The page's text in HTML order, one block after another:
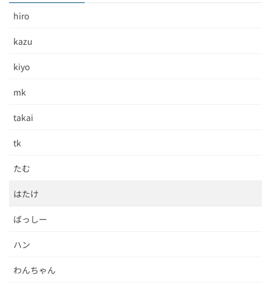
hiro
kazu
kiyo
mk
takai
tk
たむ
はたけ
ばっしー
ハン
わんちゃん